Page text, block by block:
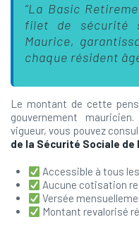
“La Basic
filet de sécurité
Maurice,
chaque résident
Le montant de cette
gouvernement
vigueur, vous pouvez
de la Sécurité Sociale de
Accessible à tous
Aucune cotisation
Versée
Montant revalorisé